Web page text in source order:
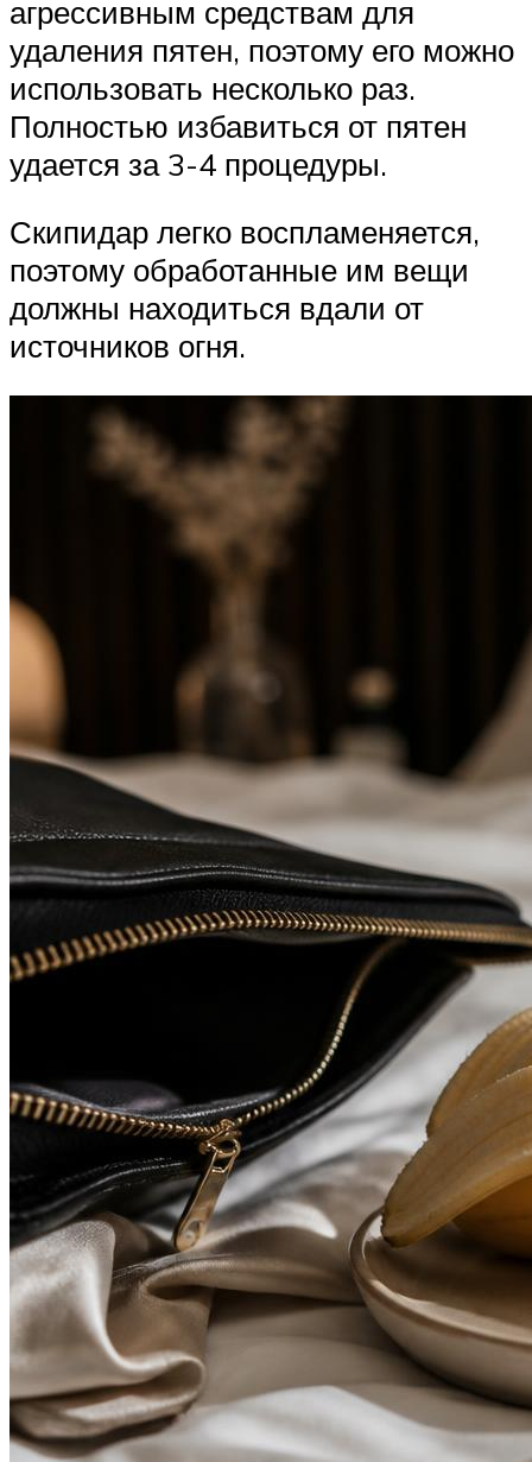
агрессивным средствам для
удаления пятен, поэтому его можно
использовать несколько раз.
Полностью избавиться от пятен
удается за 3-4 процедуры.
Скипидар легко воспламеняется,
поэтому обработанные им вещи
должны находиться вдали от
источников огня.